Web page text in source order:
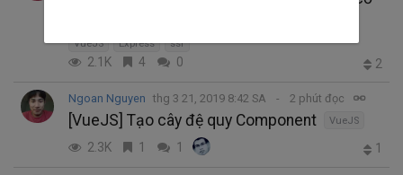
VueJS Express ssr
2.1K 4 0 2
Ngoan Nguyen thg 3 21, 2019 8:42 SA 2 phút đọc
[VueJS] Tạo cây đệ quy Component VueJS
2.3K 1 1 1